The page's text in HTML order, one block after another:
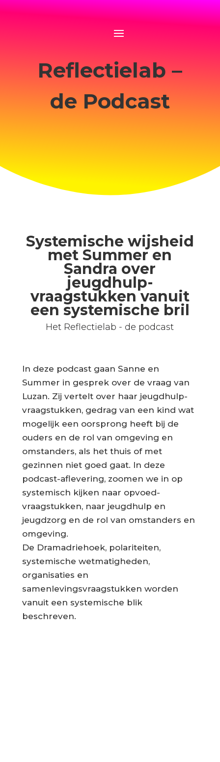
Reflectielab –
de Podcast
Systemische wijsheid
met Summer en
Sandra over
jeugdhulp-
vraagstukken vanuit
een systemische bril
Het Reflectielab - de podcast
In deze podcast gaan Sanne en
Summer in gesprek over de vraag van
Luzan. Zij vertelt over haar jeugdhulp-
vraagstukken, gedrag van een kind wat
mogelijk een oorsprong heeft bij de
ouders en de rol van omgeving en
omstanders, als het thuis of met
gezinnen niet goed gaat. In deze
podcast-aflevering, zoomen we in op
systemisch kijken naar opvoed-
vraagstukken, naar jeugdhulp en
jeugdzorg en de rol van omstanders en
omgeving.
De Dramadriehoek, polariteiten,
systemische wetmatigheden,
organisaties en
samenlevingsvraagstukken worden
vanuit een systemische blik
beschreven.